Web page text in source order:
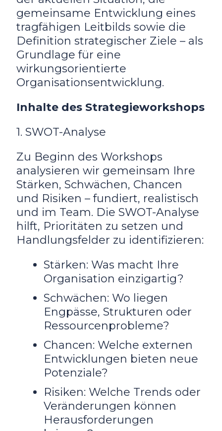
gemeinsame Entwicklung eines
tragfähigen Leitbilds sowie die
Definition strategischer Ziele – als
Grundlage für eine
wirkungsorientierte
Organisationsentwicklung.
Inhalte des Strategieworkshops
1. SWOT-Analyse
Zu Beginn des Workshops
analysieren wir gemeinsam Ihre
Stärken, Schwächen, Chancen
und Risiken – fundiert, realistisch
und im Team. Die SWOT-Analyse
hilft, Prioritäten zu setzen und
Handlungsfelder zu identifizieren:
Stärken: Was macht Ihre
Organisation einzigartig?
Schwächen: Wo liegen
Engpässe, Strukturen oder
Ressourcenprobleme?
Chancen: Welche externen
Entwicklungen bieten neue
Potenziale?
Risiken: Welche Trends oder
Veränderungen können
Herausforderungen